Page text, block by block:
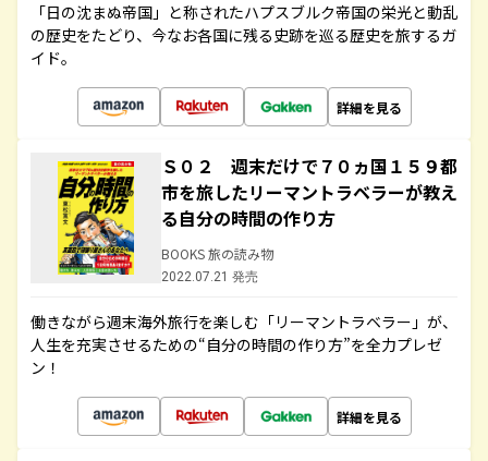
「日の沈まぬ帝国」と称されたハプスブルク帝国の栄光と動乱
の歴史をたどり、今なお各国に残る史跡を巡る歴史を旅するガ
イド。
詳細を見る
Ｓ０２ 週末だけで７０ヵ国１５９都
市を旅したリーマントラベラーが教え
る自分の時間の作り方
BOOKS 旅の読み物
2022.07.21 発売
働きながら週末海外旅行を楽しむ「リーマントラベラー」が、
人生を充実させるための“自分の時間の作り方”を全力プレゼ
ン！
詳細を見る